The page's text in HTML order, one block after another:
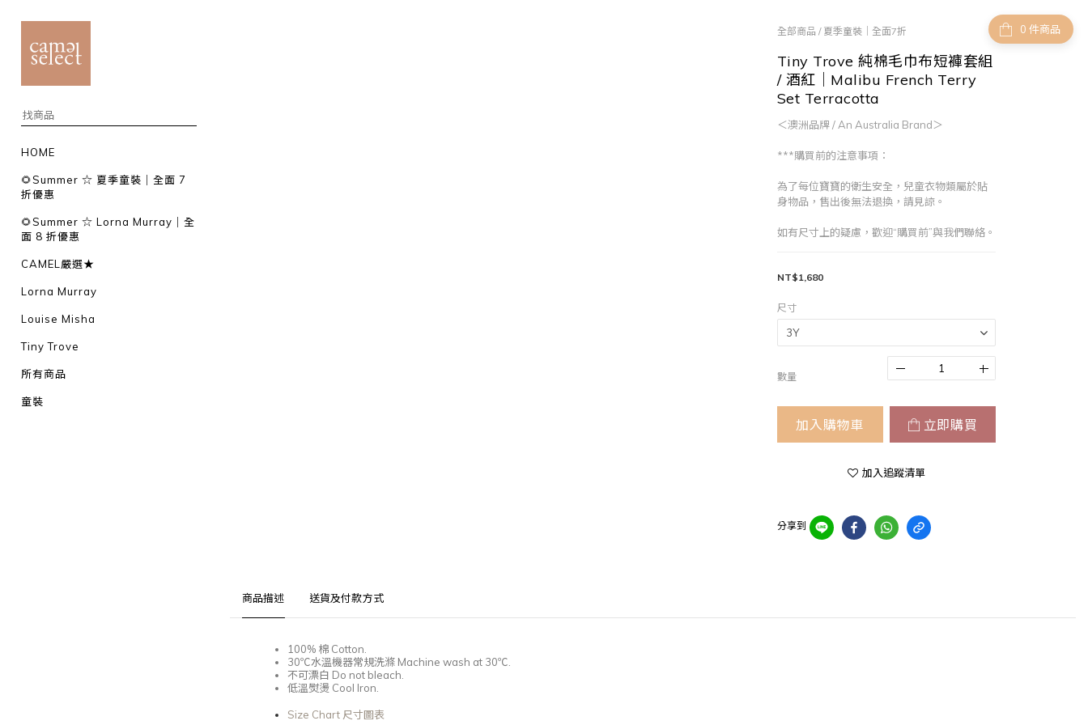
HOME
🌻Summer ☆ 夏季童裝｜全面 7
折優惠
🌻Summer ☆ Lorna Murray｜全
面 8 折優惠
CAMEL嚴選★
Lorna Murray
Louise Misha
Tiny Trove
所有商品
童裝
件商品
全部商品 / 夏季童裝｜全面7折
Tiny Trove 純棉毛巾布短褲套組
/ 酒紅｜Malibu French Terry
Set Terracotta
＜澳洲品牌 / An Australia Brand＞
***購買前的注意事項：
為了每位寶寶的衛生安全，兒童衣物類屬於貼
身物品，售出後無法退換，請見諒。
如有尺寸上的疑慮，歡迎“購買前”與我們聯絡。
NT$1,680
尺寸
數量
加入購物車 立即購買
加入追蹤清單
分享到
商品描述 送貨及付款方式
100% 棉Cotton.
30℃水溫機器常規洗滌Machine wash at 30℃.
不可漂白 Do not bleach.
低溫熨燙Cool Iron.
Size Chart 尺寸圖表